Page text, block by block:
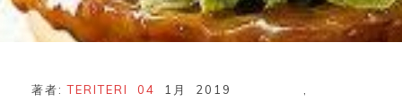
著者:TERITERI 04 1月 ,
2019